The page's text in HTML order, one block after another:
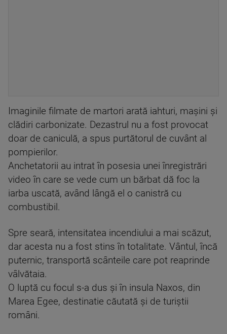
Imaginile filmate de martori arată iahturi, mașini și
clădiri carbonizate. Dezastrul nu a fost provocat
doar de caniculă, a spus purtătorul de cuvânt al
pompierilor.
Anchetatorii au intrat în posesia unei înregistrări
video în care se vede cum un bărbat dă foc la
iarba uscată, având lângă el o canistră cu
combustibil.
Spre seară, intensitatea incendiului a mai scăzut,
dar acesta nu a fost stins în totalitate. Vântul, încă
puternic, transportă scânteile care pot reaprinde
vâlvătaia.
O luptă cu focul s-a dus și în insula Naxos, din
Marea Egee, destinatie căutată și de turiștii
români.